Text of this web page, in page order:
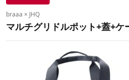
braaa × JHQ
マルチグリドルポット+蓋+ケ